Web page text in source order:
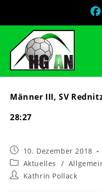
Männer III, SV
28:27
Beitrag
veröffentlicht:
10. Dezember 2018
Beitrags-
Kategorie:
Aktuelles /
Beitrags-
Kathrin Pollack